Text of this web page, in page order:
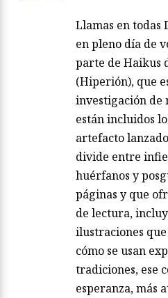
Llamas en todas
en pleno día de
parte de Haikus
(Hiperión), que
investigación de
están incluidos
artefacto
divide entre
huérfanos y
páginas y que
de lectura,
ilustraciones
cómo se usan
tradiciones, ese
esperanza, más